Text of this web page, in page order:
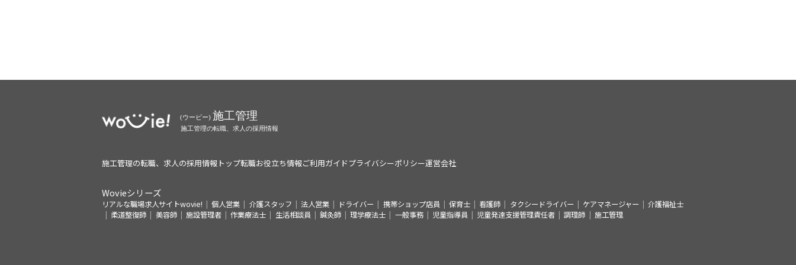
施工管理の転職、求人の採用情報トップ転職お役立ち情報ご利用ガイドプライバシーポリシー運営会社
Wovieシリーズ
リアルな職場求人サイトwovie! 個人営業 介護スタッフ 法人営業 ドライバー 携帯ショップ店員 保育士 看護師 タクシードライバー ケアマネージャー
介護福祉士
柔道整復師
美容師 施設管理者 作業療法士 生活相談員 鍼灸師 理学療法士 一般事務 児童指導員 児童発達支援管理責任者 調理師 施工管理